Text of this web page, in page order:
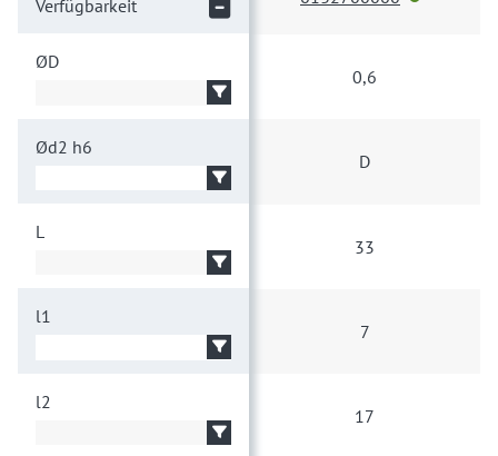
Verfügbarkeit
ØD
Ød2 h6
L
l1
l2
0,6
D
33
7
17